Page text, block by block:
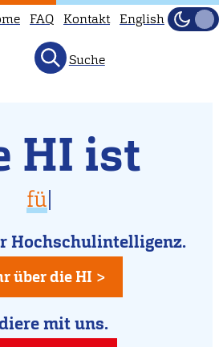
FAQ Kontakt English
Hell
Suche
HI ist
für D
Hochschulintelligenz.
über die HI >
mit uns.